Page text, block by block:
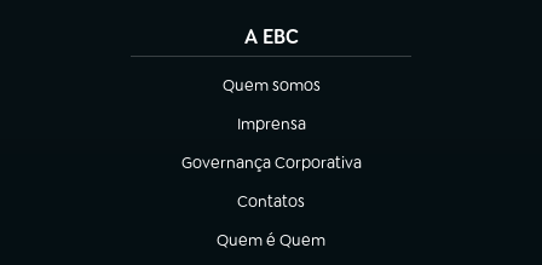
A EBC
Quem somos
(abre em nova aba)
Imprensa
(abre em nova aba)
Governança Corporativa
(abre em nova aba)
Contatos
(abre em nova aba)
Quem é Quem
(abre em nova aba)